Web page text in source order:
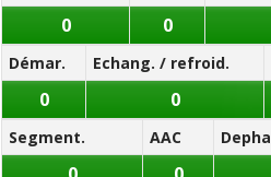
0 0
Démar. Echang. / refroid.
0 0
Segment. AAC